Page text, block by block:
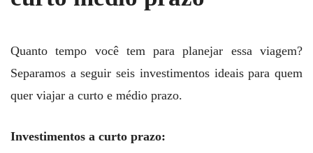
Quanto tempo você tem para planejar essa viagem?
Separamos a seguir seis investimentos ideais para quem
quer viajar a curto e médio prazo.
Investimentos a curto prazo: